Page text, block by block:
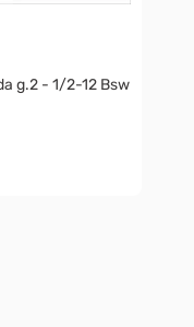
g.2 - 1/2-12 Bsw